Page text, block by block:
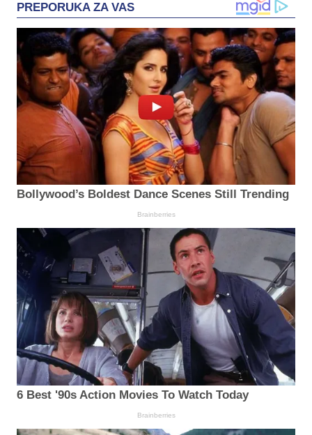
PREPORUKA ZA VAS
Bollywood’s Boldest Dance Scenes Still Trending
Brainberries
6 Best '90s Action Movies To Watch Today
Brainberries